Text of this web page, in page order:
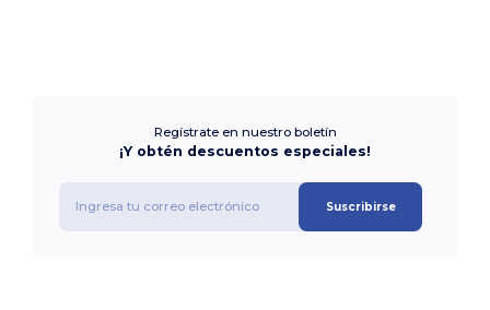
Regístrate en nuestro boletín
¡Y obtén descuentos especiales!
Suscribirse